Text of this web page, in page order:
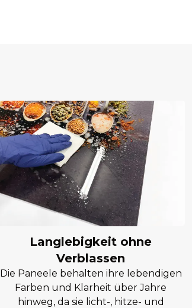
Langlebigkeit ohne
Verblassen
Die Paneele behalten ihre lebendigen
Farben und Klarheit über Jahre
hinweg, da sie licht-, hitze- und